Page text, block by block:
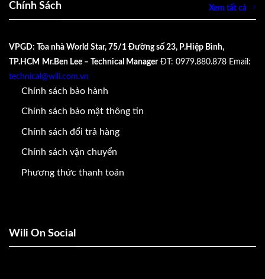
Chính Sách Xem tất cả
VPGD: Tòa nhà World Star, 75/1 Đường số 23, P.Hiệp Bình,
TP.HCM Mr.Ben Lee – Technical Manager ĐT: 0979.880.878 Email:
technical@wili.com.vn
Chính sách bảo hành
Chính sách bảo mật thông tin
Chính sách đổi trả hàng
Chính sách vận chuyển
Phương thức thanh toán
Wili On Social